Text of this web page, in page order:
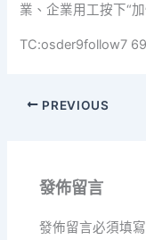
業、企業用工按下“加
TC:osder9follow7
PREVIOUS
發佈留言
發佈留言必須填